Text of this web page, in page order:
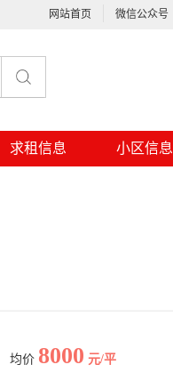
网站首页 微信公众号
求租信息 小区信息
均价 8000 元/平